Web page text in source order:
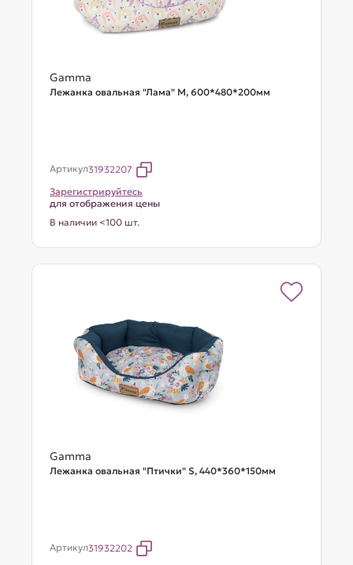
Gamma
Лежанка овальная "Лама" М, 600*480*200мм
Артикул31932207
Зарегистрируйтесь
для отображения цены
В наличии <100 шт.
Gamma
Лежанка овальная "Птички" S, 440*360*150мм
Артикул31932202